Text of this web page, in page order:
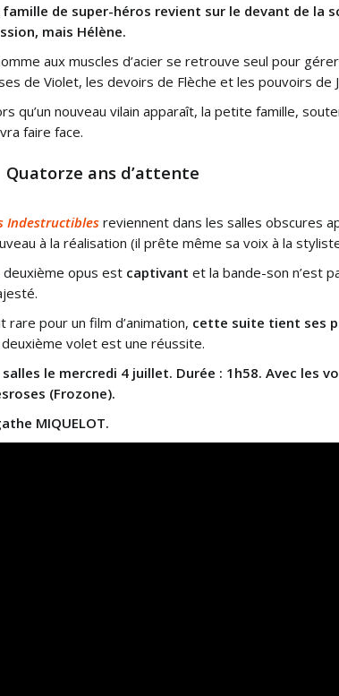
famille de super-héros revient sur le devant de la
mais Hélène.
aux muscles d’acier se retrouve seul pour
de Violet, les devoirs de Flèche et les pouvoirs de
qu’un nouveau vilain apparaît, la petite famille,
faire face.
Quatorze ans d’attente
Indestructibles reviennent dans les salles obscures
à la réalisation (il prête même sa voix à la
deuxième opus est captivant et la bande-son n’est
rare pour un film d’animation, cette suite tient ses
volet est une réussite.
salles le mercredi 4 juillet. Durée : 1h58. Avec les
(Frozone).
MIQUELOT.